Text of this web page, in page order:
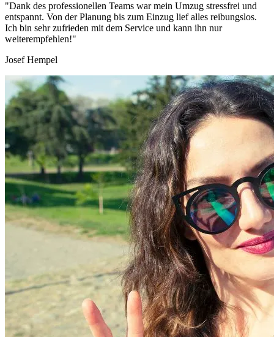
"Dank des professionellen Teams war mein Umzug stressfrei und
entspannt. Von der Planung bis zum Einzug lief alles reibungslos.
Ich bin sehr zufrieden mit dem Service und kann ihn nur
weiterempfehlen!"
Josef Hempel